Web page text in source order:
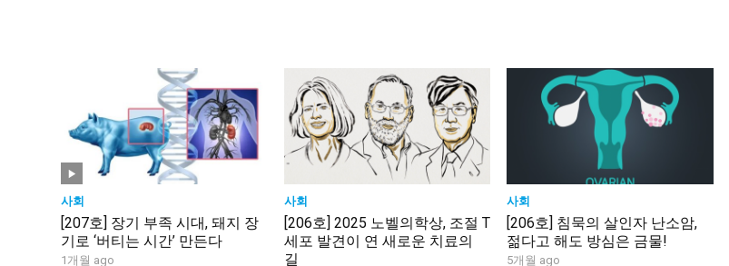
사회
[207호] 장기 부족 시대, 돼지 장
기로 ‘버티는 시간’ 만든다
1개월 ago
사회
[206호] 2025 노벨의학상, 조절 T
세포 발견이 연 새로운 치료의
길
사회
[206호] 침묵의 살인자 난소암,
젊다고 해도 방심은 금물!
5개월 ago